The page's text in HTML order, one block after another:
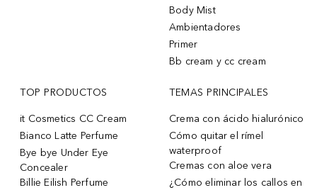
Body Mist
Ambientadores
Primer
Bb cream y cc cream
TOP PRODUCTOS
it Cosmetics CC Cream
Bianco Latte Perfume
Bye bye Under Eye
Concealer
Billie Eilish Perfume
TEMAS PRINCIPALES
Crema con ácido hialurónico
Cómo quitar el rímel
waterproof
Cremas con aloe vera
¿Cómo eliminar los callos en